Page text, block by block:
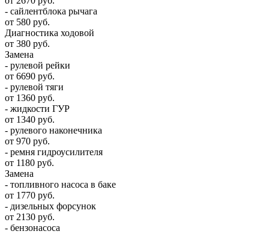
- сайлентблока рычага
от 580 руб.
Диагностика ходовой
от 380 руб.
Замена
- рулевой рейки
от 6690 руб.
- рулевой тяги
от 1360 руб.
- жидкости ГУР
от 1340 руб.
- рулевого наконечника
от 970 руб.
- ремня гидроусилителя
от 1180 руб.
Замена
- топливного насоса в баке
от 1770 руб.
- дизельных форсунок
от 2130 руб.
- бензонасоса